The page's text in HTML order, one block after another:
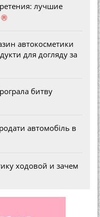
лучшие
®
автокосметики
для догляду за
битву
автомобіль в
ходовой и зачем